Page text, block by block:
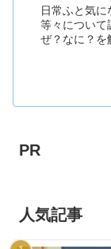
日常ふと気
等々について
ぜ？なに？を
PR
人気記事